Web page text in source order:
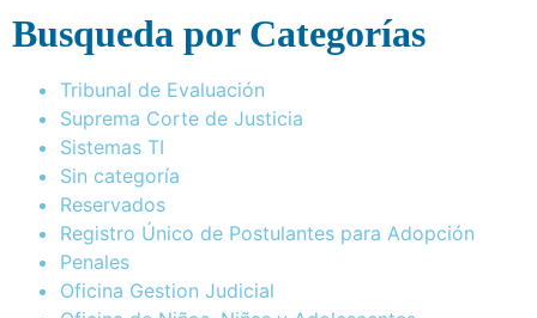
Busqueda por Categorías
Tribunal de Evaluación
Suprema Corte de Justicia
Sistemas TI
Sin categoría
Reservados
Registro Único de Postulantes para Adopción
Penales
Oficina Gestion Judicial